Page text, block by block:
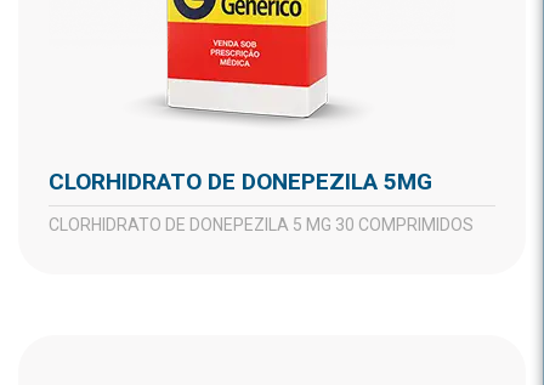
CLORHIDRATO DE DONEPEZILA 5MG
CLORHIDRATO DE DONEPEZILA 5 MG 30 COMPRIMIDOS